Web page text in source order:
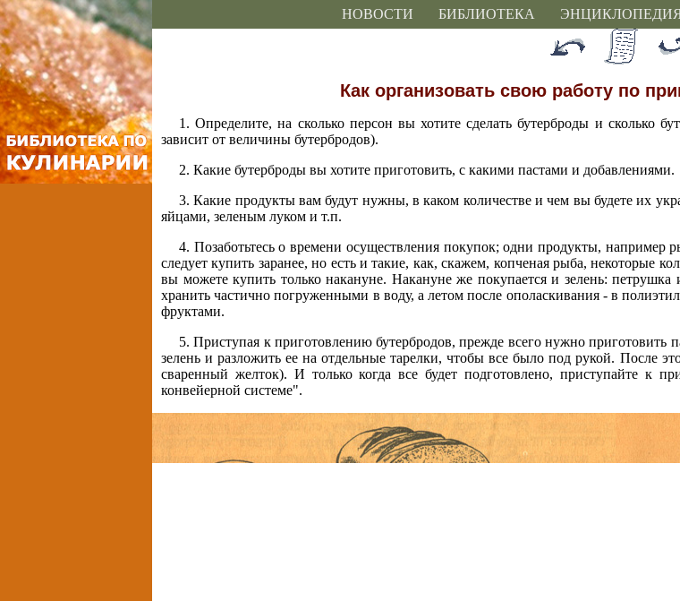
НОВОСТИ БИБЛИОТЕКА
Как организовать свою работу по
1. Определите, на сколько персон вы хотите сделать бутерброды и сколько
зависит от величины бутербродов).
2. Какие бутерброды вы хотите приготовить, с какими пастами и добавлениями.
3. Какие продукты вам будут нужны, в каком количестве и чем вы будете их
яйцами, зеленым луком и т.п.
4. Позаботьтесь о времени осуществления покупок; одни продукты,
следует купить заранее, но есть и такие, как, скажем, копченая рыба, некоторые
вы можете купить только накануне. Накануне же покупается и зелень:
хранить частично погруженными в воду, а летом после ополаскивания - в
фруктами.
5. Приступая к приготовлению бутербродов, прежде всего нужно приготовить
зелень и разложить ее на отдельные тарелки, чтобы все было под рукой. После
сваренный желток). И только когда все будет подготовлено, приступайте к
конвейерной системе".